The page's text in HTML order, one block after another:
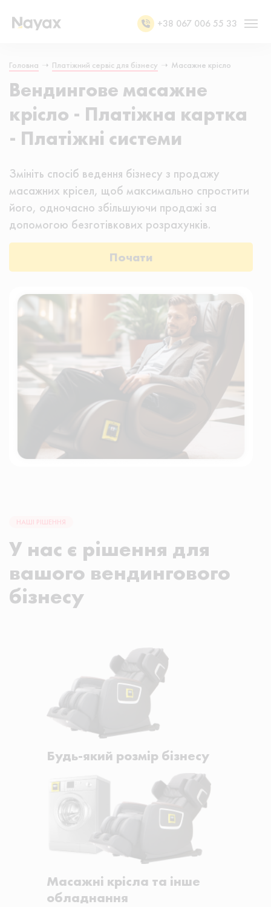
+38 067 006 55 33
Головна ➝ Платіжний сервіс для бізнесу ➝ Масажне крісло
Вендингове масажне
крісло - Платіжна картка
- Платіжні системи
Змініть спосіб ведення бізнесу з продажу
масажних крісел, щоб максимально спростити
його, одночасно збільшуючи продажі за
допомогою безготівкових розрахунків.
Почати
НАШІ РІШЕННЯ
У нас є рішення для
вашого вендингового
бізнесу
Будь-який розмір бізнесу
Масажні крісла та інше
обладнання